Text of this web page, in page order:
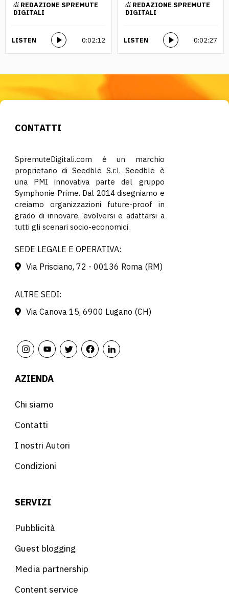
di REDAZIONE SPREMUTE
DIGITALI
LISTEN 0:02:12
di REDAZIONE SPREMUTE
DIGITALI
LISTEN 0:02:27
CONTATTI
SpremuteDigitali.com è un marchio
proprietario di Seedble S.r.l. Seedble è
una PMI innovativa parte del gruppo
Symphonie Prime. Dal 2014 disegniamo e
creiamo organizzazioni future-proof in
grado di innovare, evolversi e adattarsi a
tutti gli scenari socio-economici.
SEDE LEGALE E OPERATIVA:
Via Prisciano, 72 - 00136 Roma (RM)
ALTRE SEDI:
Via Canova 15, 6900 Lugano (CH)
AZIENDA
Chi siamo
Contatti
I nostri Autori
Condizioni
SERVIZI
Pubblicità
Guest blogging
Media partnership
Content service